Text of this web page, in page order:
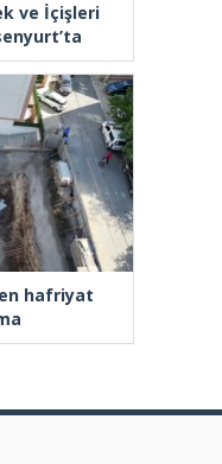
ve İçişleri
hafriyat